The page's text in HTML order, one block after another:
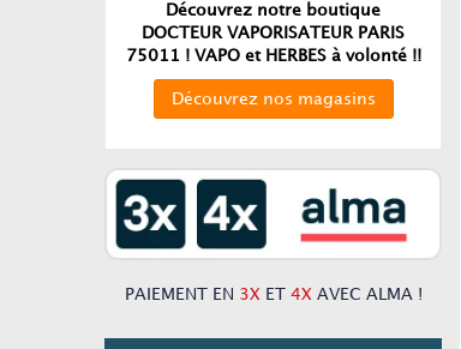
Découvrez notre boutique
DOCTEUR VAPORISATEUR PARIS
75011 ! VAPO et HERBES à volonté !!
Découvrez nos magasins
PAIEMENT EN 3X ET 4X AVEC ALMA !